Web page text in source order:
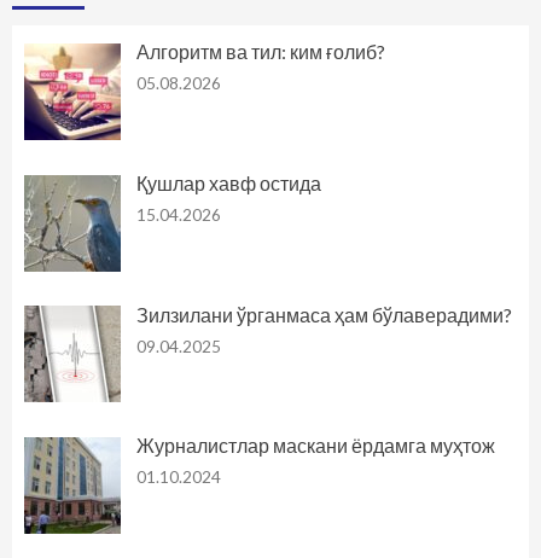
Алгоритм ва тил: ким ғолиб?
05.08.2026
Қушлар хавф остида
15.04.2026
Зилзилани ўрганмаса ҳам бўлаверадими?
09.04.2025
Журналистлар маскани ёрдамга муҳтож
01.10.2024